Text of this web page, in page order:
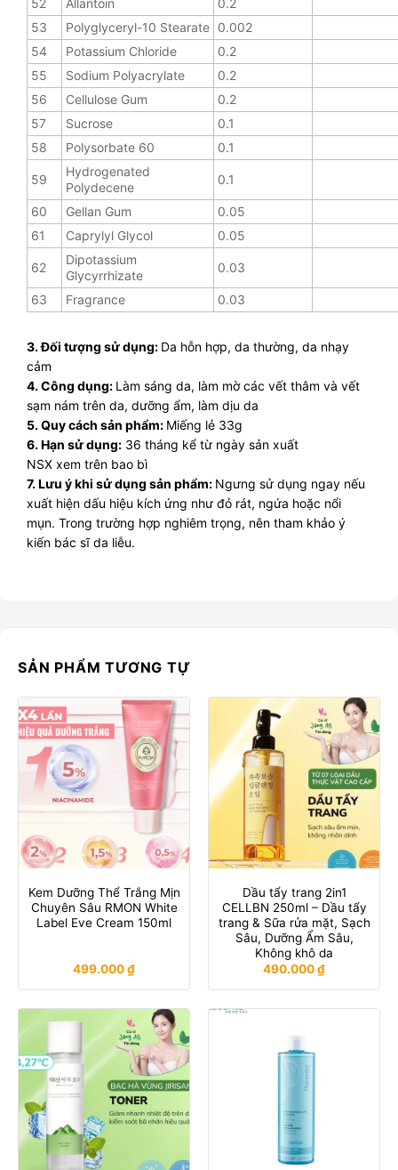
53
Polyglyceryl-10 Stearate 0.002
54
Potassium Chloride
0.2
55
Sodium Polyacrylate
0.2
56
Cellulose Gum
0.2
57
Sucrose
0.1
58
Polysorbate 60 0.1
59
Hydrogenated
Polydecene
0.1
60 Gellan Gum
0.05
61
Caprylyl Glycol 0.05
62
Dipotassium
Glycyrrhizate
0.03
63 Fragrance 0.03
3. Đối tượng sử dụng: Da hỗn hợp, da thường, da nhạy
cảm
4. Công dụng: Làm sáng da, làm mờ các vết thâm và vết
sạm nám trên da, dưỡng ẩm, làm dịu da
5. Quy cách sản phẩm: Miếng lẻ 33g
6. Hạn sử dụng: 36 tháng kể từ ngày sản xuất
NSX xem trên bao bì
7. Lưu ý khi sử dụng sản phẩm: Ngưng sử dụng ngay nếu
xuất hiện dấu hiệu kích ứng như đỏ rát, ngứa hoặc nổi
mụn. Trong trường hợp nghiêm trọng, nên tham khảo ý
kiến bác sĩ da liễu.
SẢN PHẨM TƯƠNG TỰ
Kem Dưỡng Thể Trắng Mịn
Chuyên Sâu RMON White
Label Eve Cream 150ml
499.000₫
Dầu tẩy trang 2in1
CELLBN 250ml – Dầu tẩy
trang & Sữa rửa mặt, Sạch
Sâu, Dưỡng Ẩm Sâu,
Không khô da
490.000₫